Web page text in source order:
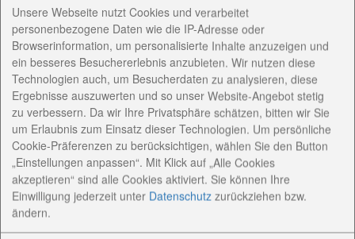
Kreise wie Seniorennachmittage oder das
Frauenfrühstück im Café Waage in Bad Lobenstein
nicht stattfinden und somit war eine
Kontaktaufnahme erschwert.
Ich konnte mich aber dank der Hilfe der Kollegen in
der Kirchenkreissozialarbeit in Pößneck, Saalfeld und
Rudolstadt gut einarbeiten und habe auch vom
Kirchenkreis Unterstützung erfahren.
Auf dem Flyer der KKSA steht: Gemeinsam Wege
finden. Mit welchen Fragen wenden sich die
Menschen an Sie?
Dorothee Kallenbach:Für viele Menschen kostet es
Unsere Webseite nutzt Cookies und verarbeitet
personenbezogene Daten wie die IP-Adresse oder
Browserinformation, um personalisierte Inhalte anzuzeigen und
ein besseres Besuchererlebnis anzubieten. Wir nutzen diese
Technologien auch, um Besucherdaten zu analysieren, diese
Ergebnisse auszuwerten und so unser Website-Angebot stetig
zu verbessern. Da wir Ihre Privatsphäre schätzen, bitten wir Sie
um Erlaubnis zum Einsatz dieser Technologien. Um persönliche
Cookie-Präferenzen zu berücksichtigen, wählen Sie den Button
„Einstellungen anpassen“. Mit Klick auf „Alle Cookies
akzeptieren“ sind alle Cookies aktiviert. Sie können Ihre
Einwilligung jederzeit unter Datenschutz zurückziehen bzw.
ändern.